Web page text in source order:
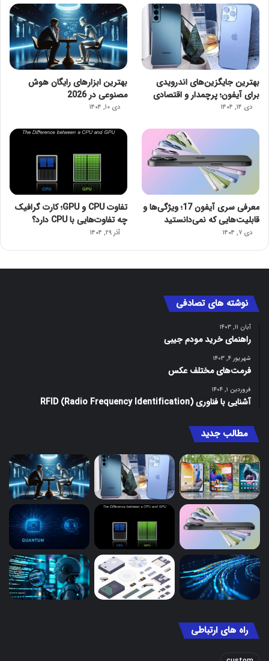
بهترین جایگزین‌های اندرویدی
برای آیفون؛ پرچمدار و اقتصادی
دی ۱۴, ۱۴۰۴
بهترین ابزارهای رایگان هوش
مصنوعی در 2026
دی ۱۰, ۱۴۰۴
معرفی سری آیفون 17؛ ویژگی‌ها و
قابلیت‌هایی که نمی‌دانستید
دی ۷, ۱۴۰۴
تفاوت CPU و GPU؛ کارت گرافیک
چه تفاوت‌هایی با CPU دارد؟
آذر ۲۹, ۱۴۰۴
نوشته های تصادفی
آبان ۱۱, ۱۴۰۳
راهنمای خرید مودم جیبی
شهریور ۴, ۱۴۰۳
فرمت‌های مختلف عکس
فروردین ۱, ۱۴۰۴
آشنایی با ‌‌‌فناوری RFID (Radio Frequency Identification)
مطالب جدید
راه های ارتباطی